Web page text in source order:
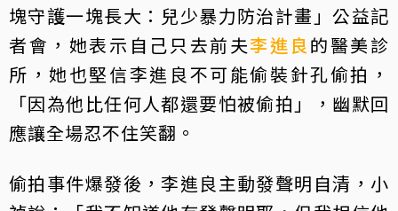
塊守護一塊長大：兒少暴力防治計畫」公益記
者會，她表示自己只去前夫李進良的醫美診
所，她也堅信李進良不可能偷裝針孔偷拍，
「因為他比任何人都還要怕被偷拍」，幽默回
應讓全場忍不住笑翻。
偷拍事件爆發後，李進良主動發聲明自清，小